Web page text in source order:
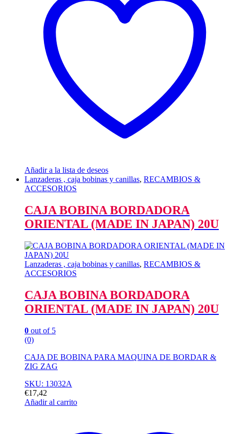
Añadir a la lista de deseos
Lanzaderas , caja bobinas y canillas, RECAMBIOS &
ACCESORIOS
CAJA BOBINA BORDADORA
ORIENTAL (MADE IN JAPAN) 20U
Lanzaderas , caja bobinas y canillas, RECAMBIOS &
ACCESORIOS
CAJA BOBINA BORDADORA
ORIENTAL (MADE IN JAPAN) 20U
0 out of 5
(0)
CAJA DE BOBINA PARA MAQUINA DE BORDAR &
ZIG ZAG
SKU: 13032A
€17,42
Añadir al carrito